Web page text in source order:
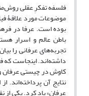
فلسفه تفکرِ عقلی
موضوعات مورد علاقۀ
بوده است. عرفا در
باطن عالم و اسرار
تجربه‌های عرفانی را
داشته‌اند. اینجاست که
کاوش در چیستی عرفان
نتایج آن پرداخته‌اند.
عرفان» یاد کرد. یکی